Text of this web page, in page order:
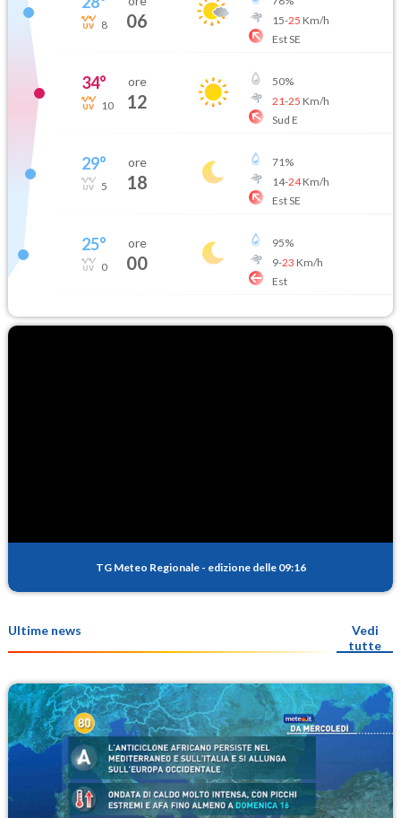
8 06
15-25 Km/h
Est SE
34°
10
ore
12
50%
21-25 Km/h
Sud E
29°
5
ore
18
71%
14-24Km/h
Est SE
25°
0
ore
00
95%
9-23 Km/h
Est
TG Meteo Regionale - edizione delle 09:16
Ultime news
Vedi
tutte